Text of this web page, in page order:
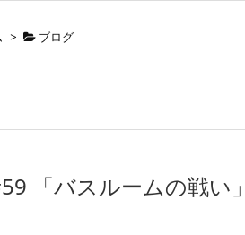
> ブログ
「バスルームの戦い」